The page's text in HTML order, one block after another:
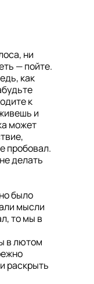
ни
— пойте.
как
к
и
может
пробовал.
делать
было
мысли
то мы в
в лютом
раскрыть